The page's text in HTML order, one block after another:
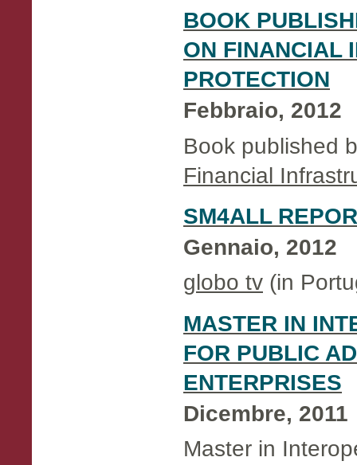
BOOK
ON FINANCIAL
PROTECTION
Febbraio, 2012
Book published
Financial
SM4ALL
Gennaio, 2012
globo tv (in
MASTER IN
FOR PUBLIC
ENTERPRISES
Dicembre, 2011
Master in